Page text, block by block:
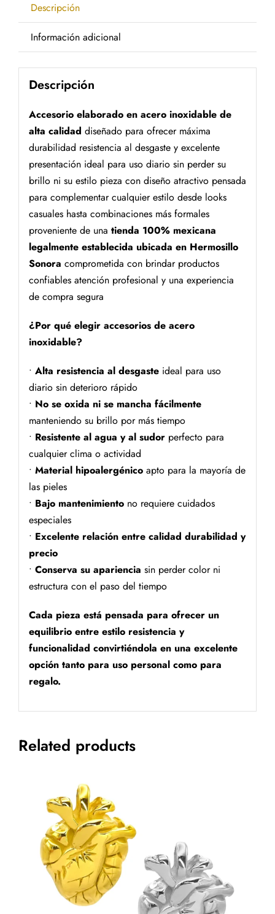
Descripción
Información adicional
Descripción
Accesorio elaborado en acero inoxidable de
alta calidad diseñado para ofrecer máxima
durabilidad resistencia al desgaste y excelente
presentación ideal para uso diario sin perder su
brillo ni su estilo pieza con diseño atractivo pensada
para complementar cualquier estilo desde looks
casuales hasta combinaciones más formales
proveniente de una tienda 100% mexicana
legalmente establecida ubicada en Hermosillo
Sonora comprometida con brindar productos
confiables atención profesional y una experiencia
de compra segura
¿Por qué elegir accesorios de acero
inoxidable?
• Alta resistencia al desgasteideal para uso
diario sin deterioro rápido
• No se oxida ni se mancha fácilmente
manteniendo su brillo por más tiempo
• Resistente al agua y al sudorperfecto para
cualquier clima o actividad
• Material hipoalergénicoapto para la mayoría de
las pieles
• Bajo mantenimientono requiere cuidados
especiales
• Excelente relación entre calidad durabilidad y
precio
• Conserva su apariencia sin perder color ni
estructura con el paso del tiempo
Cada pieza está pensada para ofrecer un
equilibrio entre estilo resistencia y
funcionalidad convirtiéndola en una excelente
opción tanto para uso personal como para
regalo.
Related products